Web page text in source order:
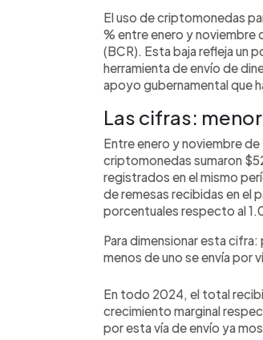
Escuchar
El envío de
cayó un 33.4%
de Reserva. El total
apenas el 0.57 %
bitcóin desde 2021,
acuerdo con el FMI.
a pesar del
El uso de criptomonedas
% entre enero y noviembre
(BCR). Esta baja refleja un
herramienta de envío de
apoyo gubernamental que
Las cifras:
Entre enero y noviembre
criptomonedas sumaron
registrados en el mismo
de remesas recibidas en el
porcentuales respecto al
Para dimensionar esta
menos de uno se envía por
En todo 2024, el total
crecimiento marginal
por esta vía de envío ya